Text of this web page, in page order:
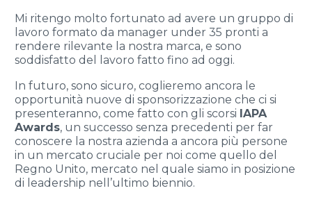
Mi ritengo molto fortunato ad avere un gruppo di
lavoro formato da manager under 35 pronti a
rendere rilevante la nostra marca, e sono
soddisfatto del lavoro fatto fino ad oggi.
In futuro, sono sicuro, coglieremo ancora le
opportunità nuove di sponsorizzazione che ci si
presenteranno, come fatto con gli scorsi IAPA
Awards, un successo senza precedenti per far
conoscere la nostra azienda a ancora più persone
in un mercato cruciale per noi come quello del
Regno Unito, mercato nel quale siamo in posizione
di leadership nell’ultimo biennio.